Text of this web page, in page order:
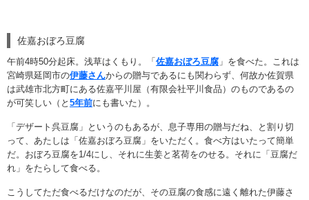
佐嘉おぼろ豆腐
午前4時50分起床。浅草はくもり。「 佐嘉おぼろ豆腐 」を食べた。これは
宮崎県延岡市の伊藤さんからの贈与であるにも関わらず、何故か佐賀県
は武雄市北方町にある佐嘉平川屋（有限会社平川食品）のものであるの
が可笑しい（と 5年前にも書いた）。
「デザート呉豆腐」というのもあるが、息子専用の贈与だね、と割り切
って、あたしは「佐嘉おぼろ豆腐」をいただく。食べ方はいたって簡単
だ。おぼろ豆腐を1/4にし、それに生姜と茗荷をのせる。それに「豆腐だ
れ」をたらして食べる。
こうしてただ食べるだけなのだが、その豆腐の食感に遠く離れた伊藤さ